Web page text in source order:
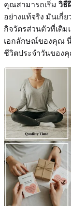
คุณสามารถเริ่ม วิธี
อย่างแท้จริง มันเกี่
กิจวัตรส่วนตัวที่เติ
เอกลักษณ์ของคุณ
ชีวิตประจำวันของ